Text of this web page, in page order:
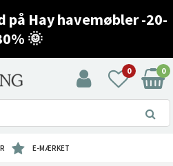
på Hay havemøbler -20-
🌞
0 0
E-MÆRKET